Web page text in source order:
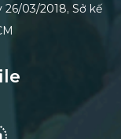
03/2018, Sở kế